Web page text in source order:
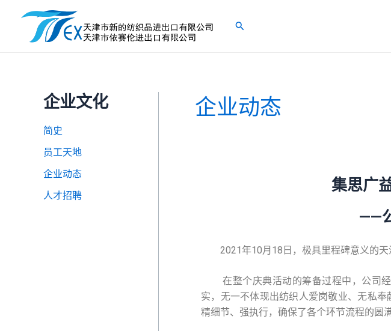
搜
企业文化
简史
员工天地
企业动态
人才招聘
企业动态
集思广
——
2021年10月18日，极具里程碑意义的天
在整个庆典活动的筹备过程中，公司经
实，无一不体现出纺织人爱岗敬业、无私
精细节、强执行，确保了各个环节流程的圆